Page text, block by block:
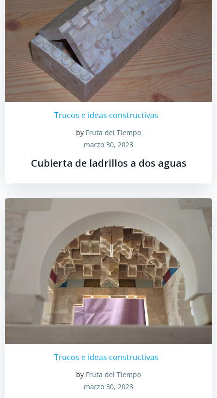
Trucos e ideas constructivas
by Fruta del Tiempo
marzo 30, 2023
Cubierta de ladrillos a dos aguas
Trucos e ideas constructivas
by Fruta del Tiempo
marzo 30, 2023